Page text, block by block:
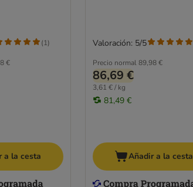
€
(1)
a la cesta
Precio normal 89,98 €
86,69 €
3,61 € / kg
81,49 €
Valoración: 5/5
Añadir a la cesta